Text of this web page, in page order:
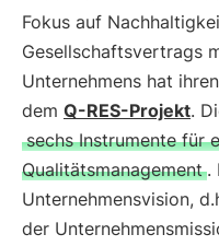
Fokus auf
Gesellschaftsvertrags
Unternehmens hat
dem Q-RES-Projekt.
sechs Instrumente für
Qualitätsmanagement .
Unternehmensvision,
der